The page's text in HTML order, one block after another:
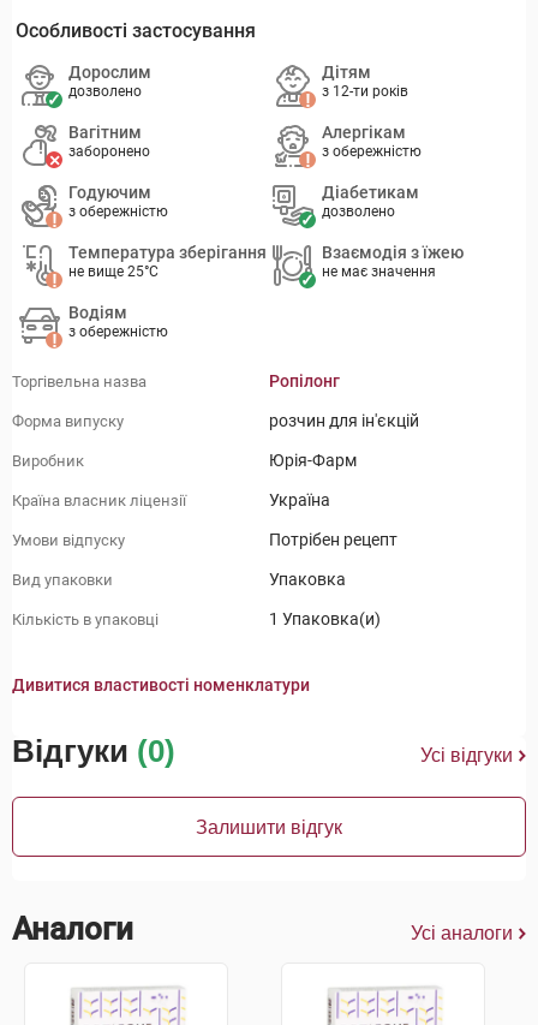
Особливості застосування
Дорослим
дозволено
Дітям
з 12-ти років
Вагітним
заборонено
Алергікам
з обережністю
Годуючим
з обережністю
Діабетикам
дозволено
Температура зберігання
не вище 25°C
Взаємодія з їжею
не має значення
Водіям
з обережністю
Торгівельна назва Ропілонг
Форма випуску розчин для ін'єкцій
Виробник Юрія-Фарм
Країна власник ліцензії Україна
Умови відпуску Потрібен рецепт
Вид упаковки Упаковка
Кількість в упаковці 1 Упаковка(и)
Дивитися властивості номенклатури
Відгуки (0) Усі відгуки
Залишити відгук
Аналоги Усі аналоги